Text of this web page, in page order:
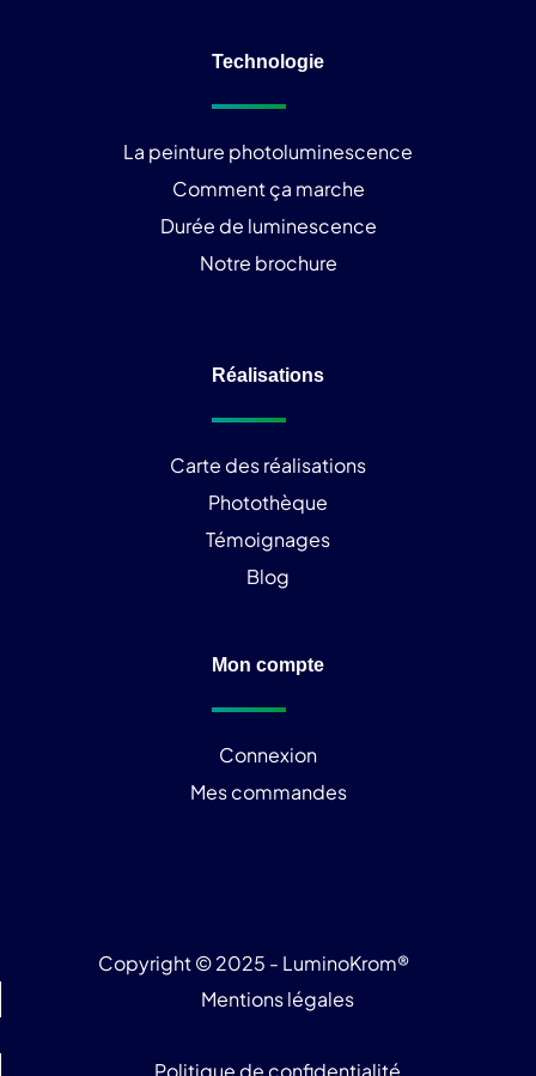
Technologie
La peinture photoluminescence
Comment ça marche
Durée de luminescence
Notre brochure
Réalisations
Carte des réalisations
Photothèque
Témoignages
Blog
Mon compte
Connexion
Mes commandes
Copyright © 2025 - LuminoKrom®
Mentions légales
Politique de confidentialité